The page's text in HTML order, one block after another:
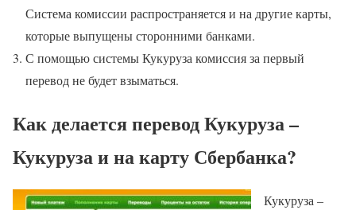
Система комиссии распространяется и на другие карты,
которые выпущены сторонними банками.
С помощью системы Кукуруза комиссия за первый
перевод не будет взыматься.
Как делается перевод Кукуруза –
Кукуруза и на карту Сбербанка?
Кукуруза –